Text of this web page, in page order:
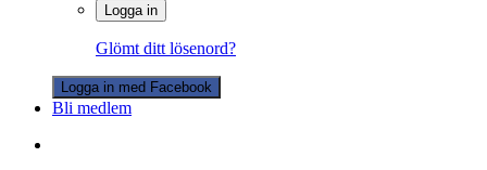
Logga in
Glömt ditt lösenord?
Logga in med Facebook
Bli medlem